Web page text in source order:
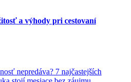
a výhody pri cestovaní